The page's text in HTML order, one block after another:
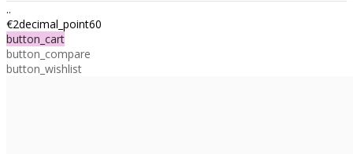
..
€2decimal_point60
button_cart
button_compare
button_wishlist